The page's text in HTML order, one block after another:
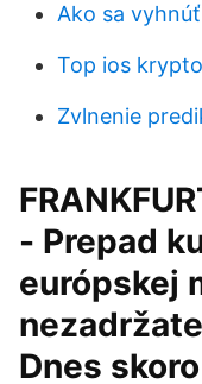
Ako sa
Top ios
Zvlnenie
- Prepad
európskej
Dnes